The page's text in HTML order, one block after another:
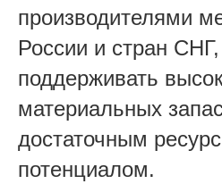
производителями
России и стран
поддерживать
материальных
достаточным
потенциалом.